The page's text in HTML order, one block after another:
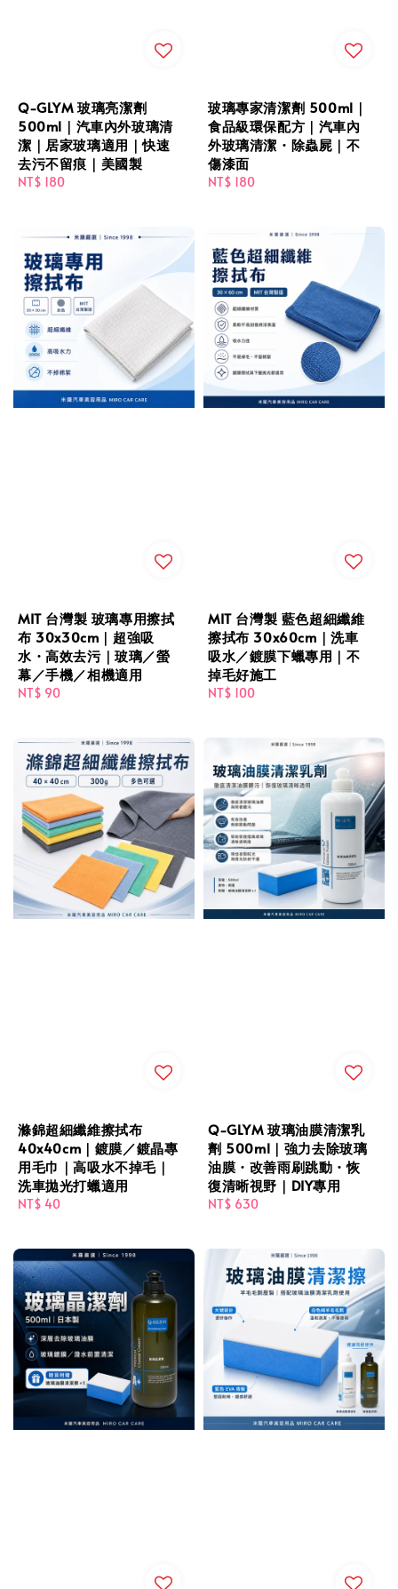
Q-GLYM 玻璃亮潔劑
500ml｜汽車內外玻璃清
潔｜居家玻璃適用｜快速
去污不留痕｜美國製
Regular
NT$ 180
玻璃專家清潔劑 500ml｜
食品級環保配方｜汽車內
外玻璃清潔・除蟲屍｜不
傷漆面
Regular
NT$ 180
MIT 台灣製 玻璃專用擦拭
布 30x30cm｜超強吸
水・高效去污｜玻璃／螢
幕／手機／相機適用
Regular
NT$ 90
MIT 台灣製 藍色超細纖維
擦拭布 30x60cm｜洗車
吸水／鍍膜下蠟專用｜不
掉毛好施工
Regular
NT$ 100
滌錦超細纖維擦拭布
40x40cm｜鍍膜／鍍晶專
用毛巾｜高吸水不掉毛｜
洗車拋光打蠟適用
Regular
NT$ 40
Q-GLYM 玻璃油膜清潔乳
劑 500ml｜強力去除玻璃
油膜・改善雨刷跳動・恢
復清晰視野｜DIY專用
Regular
NT$ 630